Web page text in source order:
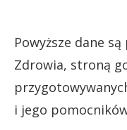
Powyższe dane
Zdrowia, stroną
i jego